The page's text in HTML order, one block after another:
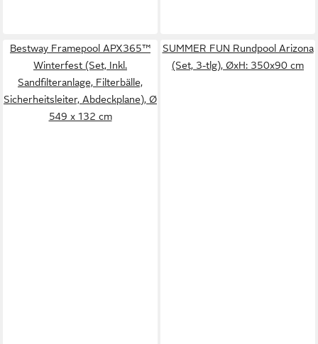
Bestway Framepool APX365™
Winterfest (Set, Inkl.
Sandfilteranlage, Filterbälle,
Sicherheitsleiter, Abdeckplane), Ø
549 x 132 cm
SUMMER FUN Rundpool Arizona
(Set, 3-tlg), ØxH: 350x90 cm